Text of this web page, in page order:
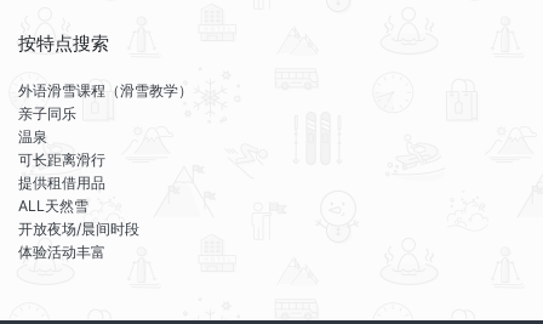
按特点搜索
外语滑雪课程（滑雪教学）
亲子同乐
温泉
可长距离滑行
提供租借用品
ALL天然雪
开放夜场/晨间时段
体验活动丰富